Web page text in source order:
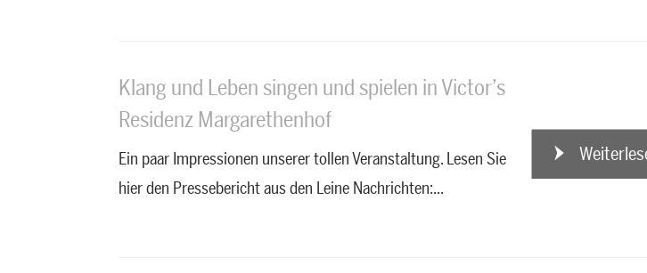
Klang und Leben singen und spielen in Victor’s
Residenz Margarethenhof
Ein paar Impressionen unserer tollen Veranstaltung. Lesen Sie
hier den Pressebericht aus den Leine Nachrichten:...